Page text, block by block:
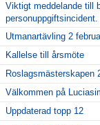
Viktigt meddelande till
personuppgiftsincident.
Utmanartävling 2
Kallelse till årsmöte
Roslagsmästerskapen
Välkommen på
Uppdaterad topp 12